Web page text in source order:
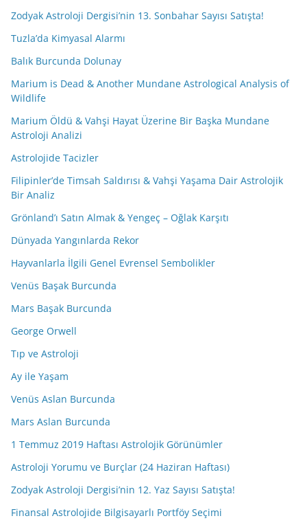
Zodyak Astroloji Dergisi’nin 13. Sonbahar Sayısı Satışta!
Tuzla’da Kimyasal Alarmı
Balık Burcunda Dolunay
Marium is Dead & Another Mundane Astrological Analysis of
Wildlife
Marium Öldü & Vahşi Hayat Üzerine Bir Başka Mundane
Astroloji Analizi
Astrolojide Tacizler
Filipinler’de Timsah Saldırısı & Vahşi Yaşama Dair Astrolojik
Bir Analiz
Grönland’ı Satın Almak & Yengeç – Oğlak Karşıtı
Dünyada Yangınlarda Rekor
Hayvanlarla İlgili Genel Evrensel Sembolikler
Venüs Başak Burcunda
Mars Başak Burcunda
George Orwell
Tıp ve Astroloji
Ay ile Yaşam
Venüs Aslan Burcunda
Mars Aslan Burcunda
1 Temmuz 2019 Haftası Astrolojik Görünümler
Astroloji Yorumu ve Burçlar (24 Haziran Haftası)
Zodyak Astroloji Dergisi’nin 12. Yaz Sayısı Satışta!
Finansal Astrolojide Bilgisayarlı Portföy Seçimi